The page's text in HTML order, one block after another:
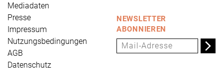
Mediadaten
Presse
Impressum
Nutzungsbedingungen
AGB
Datenschutz
NEWSLETTER
ABONNIEREN